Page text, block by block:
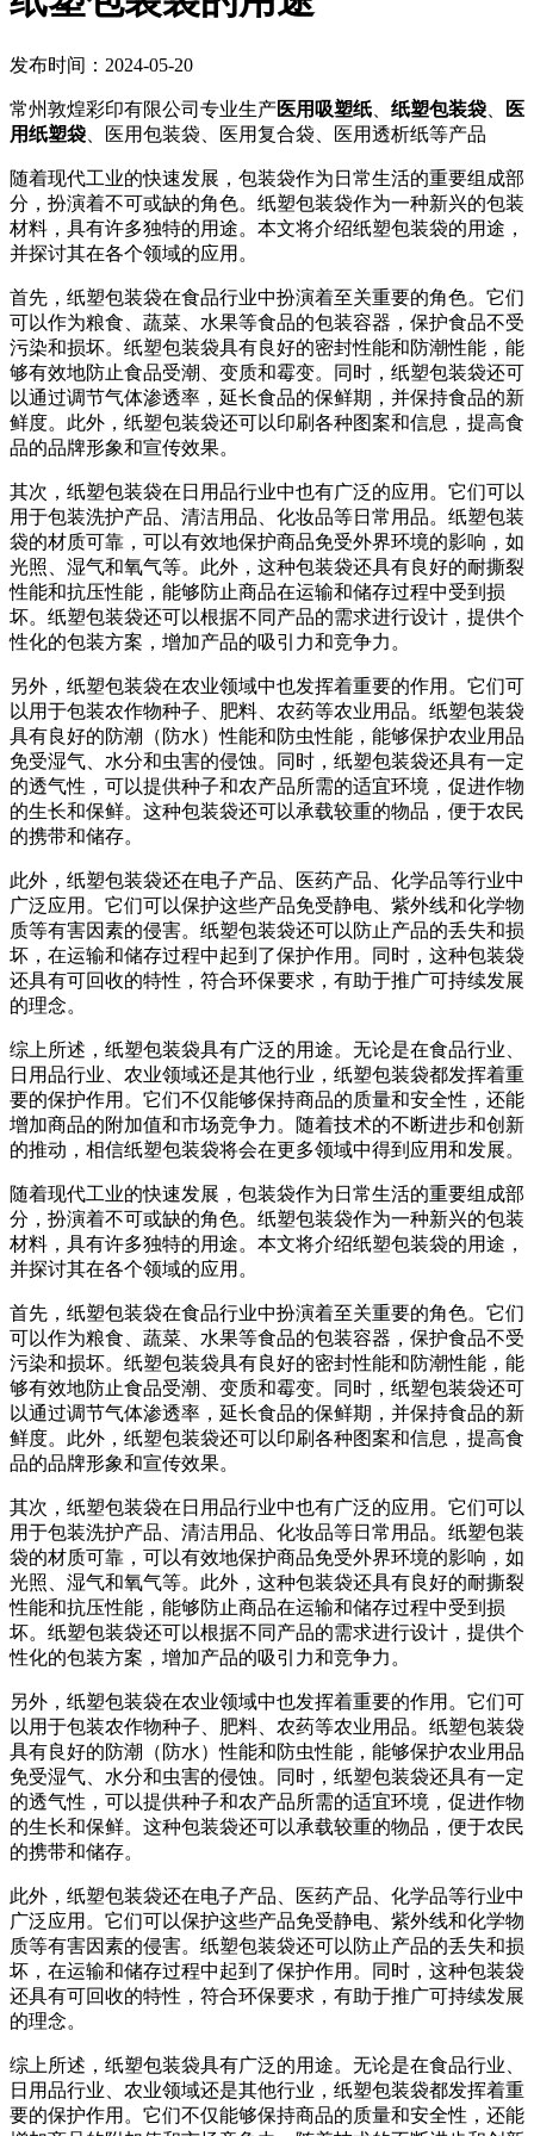
发布时间：2024-05-20
常州敦煌彩印有限公司专业生产医用吸塑纸 纸塑包装袋
医
用纸塑袋 、医用包装袋、医用复合袋、医用透析纸等产品
随着现代工业的快速发展，包装袋作为日常生活的重要组成部
分，扮演着不可或缺的角色。纸塑包装袋作为一种新兴的包装
材料，具有许多独特的用途。本文将介绍纸塑包装袋的用途，
并探讨其在各个领域的应用。
首先，纸塑包装袋在食品行业中扮演着至关重要的角色。它们
可以作为粮食、蔬菜、水果等食品的包装容器，保护食品不受
污染和损坏。纸塑包装袋具有良好的密封性能和防潮性能，能
够有效地防止食品受潮、变质和霉变。同时，纸塑包装袋还可
以通过调节气体渗透率，延长食品的保鲜期，并保持食品的新
鲜度。此外，纸塑包装袋还可以印刷各种图案和信息，提高食
品的品牌形象和宣传效果。
其次，纸塑包装袋在日用品行业中也有广泛的应用。它们可以
用于包装洗护产品、清洁用品、化妆品等日常用品。纸塑包装
袋的材质可靠，可以有效地保护商品免受外界环境的影响，如
光照、湿气和氧气等。此外，这种包装袋还具有良好的耐撕裂
性能和抗压性能，能够防止商品在运输和储存过程中受到损
坏。纸塑包装袋还可以根据不同产品的需求进行设计，提供个
性化的包装方案，增加产品的吸引力和竞争力。
另外，纸塑包装袋在农业领域中也发挥着重要的作用。它们可
以用于包装农作物种子、肥料、农药等农业用品。纸塑包装袋
具有良好的防潮（防水）性能和防虫性能，能够保护农业用品
免受湿气、水分和虫害的侵蚀。同时，纸塑包装袋还具有一定
的透气性，可以提供种子和农产品所需的适宜环境，促进作物
的生长和保鲜。这种包装袋还可以承载较重的物品，便于农民
的携带和储存。
此外，纸塑包装袋还在电子产品、医药产品、化学品等行业中
广泛应用。它们可以保护这些产品免受静电、紫外线和化学物
质等有害因素的侵害。纸塑包装袋还可以防止产品的丢失和损
坏，在运输和储存过程中起到了保护作用。同时，这种包装袋
还具有可回收的特性，符合环保要求，有助于推广可持续发展
的理念。
综上所述，纸塑包装袋具有广泛的用途。无论是在食品行业、
日用品行业、农业领域还是其他行业，纸塑包装袋都发挥着重
要的保护作用。它们不仅能够保持商品的质量和安全性，还能
增加商品的附加值和市场竞争力。随着技术的不断进步和创新
的推动，相信纸塑包装袋将会在更多领域中得到应用和发展。
随着现代工业的快速发展，包装袋作为日常生活的重要组成部
分，扮演着不可或缺的角色。纸塑包装袋作为一种新兴的包装
材料，具有许多独特的用途。本文将介绍纸塑包装袋的用途，
并探讨其在各个领域的应用。
首先，纸塑包装袋在食品行业中扮演着至关重要的角色。它们
可以作为粮食、蔬菜、水果等食品的包装容器，保护食品不受
污染和损坏。纸塑包装袋具有良好的密封性能和防潮性能，能
够有效地防止食品受潮、变质和霉变。同时，纸塑包装袋还可
以通过调节气体渗透率，延长食品的保鲜期，并保持食品的新
鲜度。此外，纸塑包装袋还可以印刷各种图案和信息，提高食
品的品牌形象和宣传效果。
其次，纸塑包装袋在日用品行业中也有广泛的应用。它们可以
用于包装洗护产品、清洁用品、化妆品等日常用品。纸塑包装
袋的材质可靠，可以有效地保护商品免受外界环境的影响，如
光照、湿气和氧气等。此外，这种包装袋还具有良好的耐撕裂
性能和抗压性能，能够防止商品在运输和储存过程中受到损
坏。纸塑包装袋还可以根据不同产品的需求进行设计，提供个
性化的包装方案，增加产品的吸引力和竞争力。
另外，纸塑包装袋在农业领域中也发挥着重要的作用。它们可
以用于包装农作物种子、肥料、农药等农业用品。纸塑包装袋
具有良好的防潮（防水）性能和防虫性能，能够保护农业用品
免受湿气、水分和虫害的侵蚀。同时，纸塑包装袋还具有一定
的透气性，可以提供种子和农产品所需的适宜环境，促进作物
的生长和保鲜。这种包装袋还可以承载较重的物品，便于农民
的携带和储存。
此外，纸塑包装袋还在电子产品、医药产品、化学品等行业中
广泛应用。它们可以保护这些产品免受静电、紫外线和化学物
质等有害因素的侵害。纸塑包装袋还可以防止产品的丢失和损
坏，在运输和储存过程中起到了保护作用。同时，这种包装袋
还具有可回收的特性，符合环保要求，有助于推广可持续发展
的理念。
综上所述，纸塑包装袋具有广泛的用途。无论是在食品行业、
日用品行业、农业领域还是其他行业，纸塑包装袋都发挥着重
要的保护作用。它们不仅能够保持商品的质量和安全性，还能